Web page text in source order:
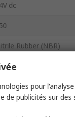
dc
Rubber (NBR)
Line, Manifold
pour
de publicités sur